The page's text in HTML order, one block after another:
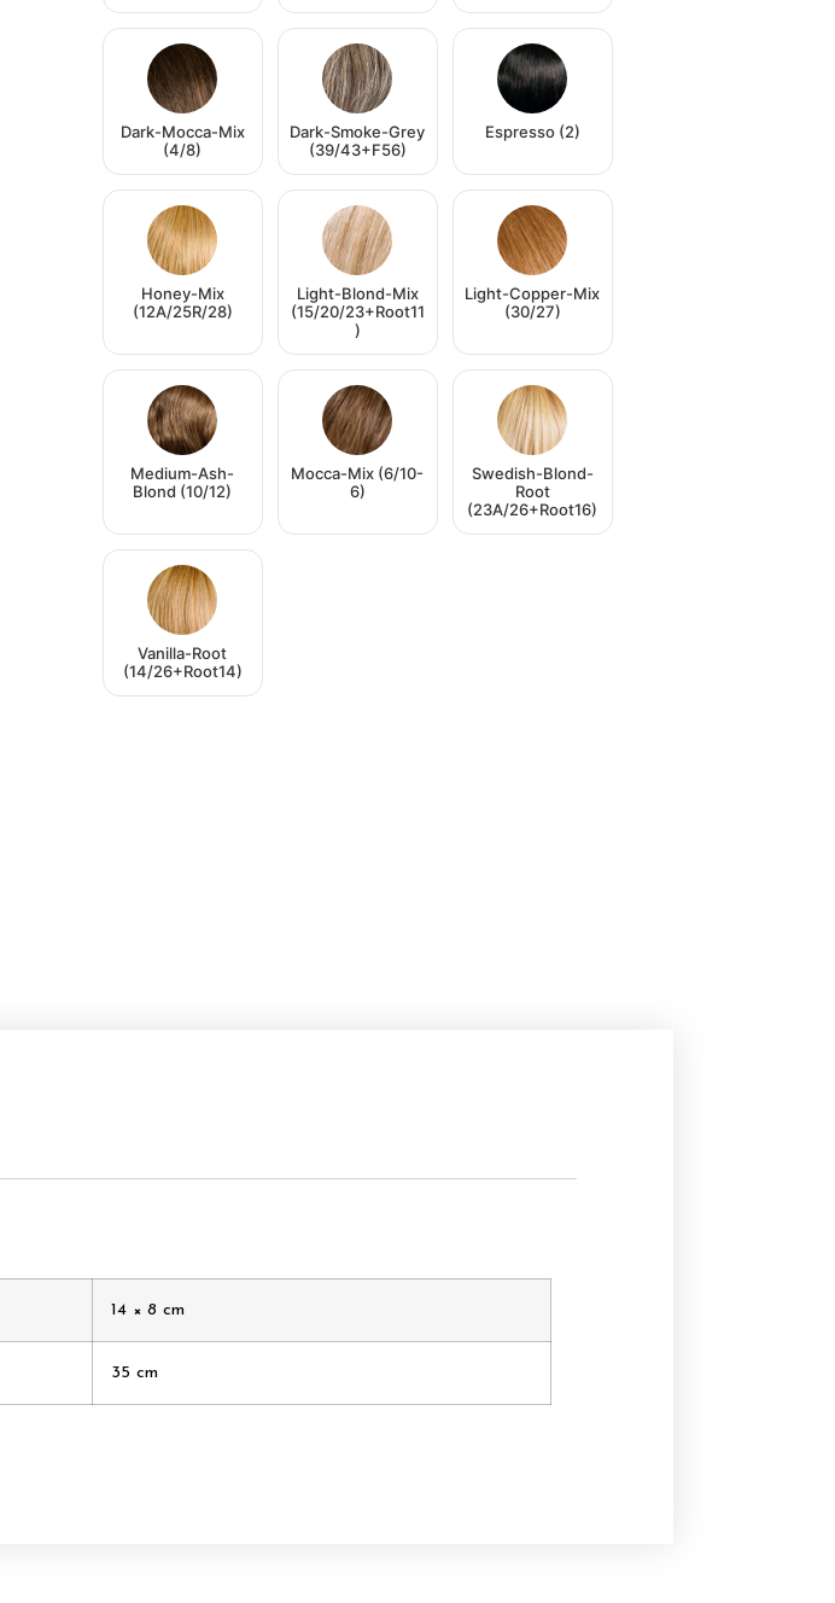
Dark-Mocca-Mix
(4/8)
Dark-Smoke-Grey
(39/43+F56)
Espresso (2)
Honey-Mix
(12A/25R/28)
Light-Blond-Mix
(15/20/23+Root11
)
Light-Copper-Mix
(30/27)
Medium-Ash-
Blond (10/12)
Mocca-Mix (6/10-
6)
Swedish-Blond-
Root
(23A/26+Root16)
Vanilla-Root
(14/26+Root14)
14 × 8 cm
35 cm